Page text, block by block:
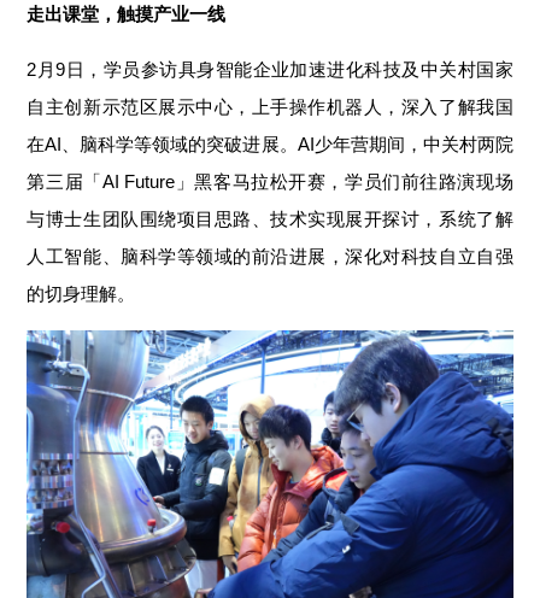
走出课堂，触摸产业一线
2月9日，学员参访具身智能企业加速进化科技及中关村国家
自主创新示范区展示中心，上手操作机器人，深入了解我国
在AI、脑科学等领域的突破进展。AI少年营期间，中关村两院
第三届「AI Future」黑客马拉松开赛，学员们前往路演现场
与博士生团队围绕项目思路、技术实现展开探讨，系统了解
人工智能、脑科学等领域的前沿进展，深化对科技自立自强
的切身理解。